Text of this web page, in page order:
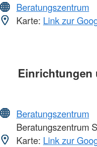
Beratungszentrum
Karte: Link zur
Einrichtungen
Beratungszentrum
Beratungszentrum
Karte: Link zur